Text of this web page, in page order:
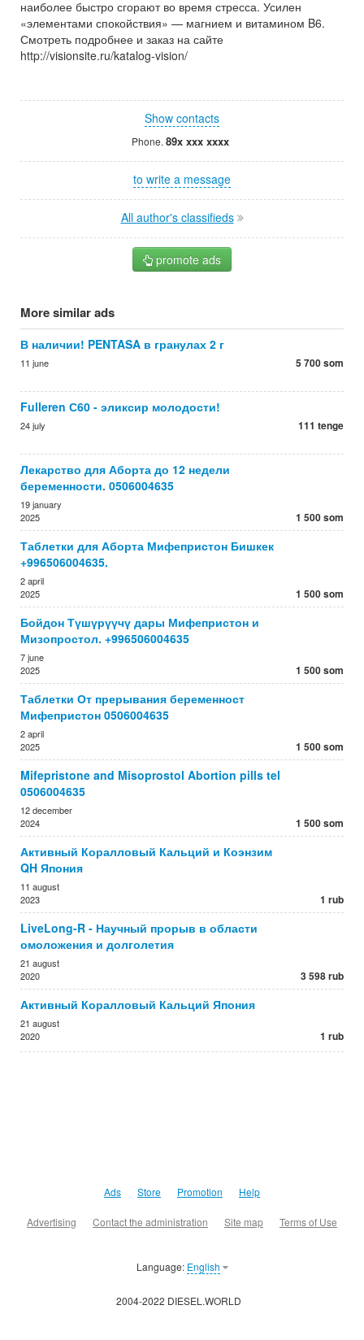
наиболее быстро сгорают во время стресса. Усилен
«элементами спокойствия» — магнием и витамином B6.
Смотреть подробнее и заказ на сайте
http://visionsite.ru/katalog-vision/
Show contacts
Phone. 89x xxx xxxx
to write a message
All author's classifieds
promote ads
More similar ads
В наличии! PENTASA в гранулах 2 г
11 june 5 700 som
Fulleren С60 - эликсир молодости!
24 july 111 tenge
Лекарство для Аборта до 12 недели
беременности. 0506004635
19 january
2025
1 500 som
Таблетки для Аборта Мифепристон Бишкек
+996506004635.
2 april
2025
1 500 som
Бойдон Түшүрүүчү дары Мифепристон и
Мизопростол. +996506004635
7 june
2025
1 500 som
Таблетки От прерывания беременност
Мифепристон 0506004635
2 april
2025
1 500 som
Mifepristone and Misoprostol Abortion pills tel
0506004635
12 december
2024
1 500 som
Активный Коралловый Кальций и Коэнзим
QH Япония
11 august
2023
1 rub
LiveLong-R - Научный прорыв в области
омоложения и долголетия
21 august
2020
3 598 rub
Активный Коралловый Кальций Япония
21 august
2020
1 rub
Ads Store Promotion Help
Advertising Contact the administration Site map Terms of Use
Language: English
2004-2022 DIESEL.WORLD